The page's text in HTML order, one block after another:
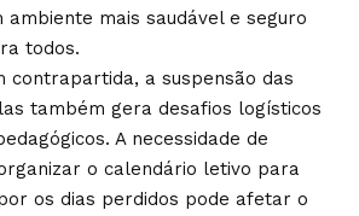
ambiente mais saudável e seguro
todos.
contrapartida, a suspensão das
também gera desafios logísticos
A necessidade de
o calendário letivo para
os dias perdidos pode afetar o